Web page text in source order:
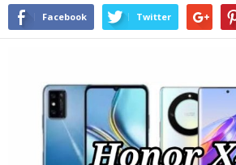
Facebook Twitter